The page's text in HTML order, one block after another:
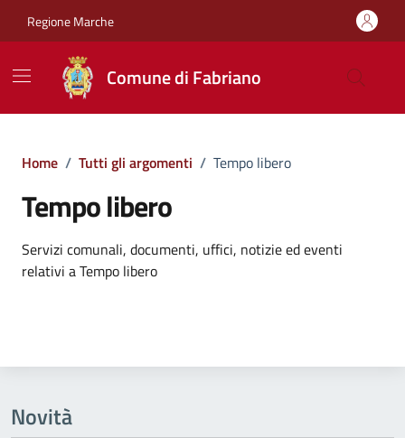
Regione Marche
Comune di Fabriano
Home / Tutti gli argomenti / Tempo libero
Tempo libero
Dettagli dell'argomento
Servizi comunali, documenti, uffici, notizie ed eventi
relativi a Tempo libero
Novità